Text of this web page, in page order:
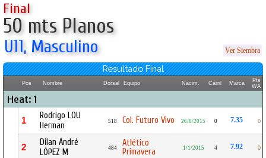
Final
50 mts Planos
U11, Masculino Ver Siembra
Resultado Final
Pos Nombre Dorsal Equipo Nacim. Carril Marca
Pts
WA
Heat: 1
1
Rodrigo LOU
Herman
518 Col. Futuro Vivo 26/6/2015 0 7.35 0
2
Dilan André
LÓPEZ M
484
Atlético
Primavera
1/1/2015 4 7.92 0